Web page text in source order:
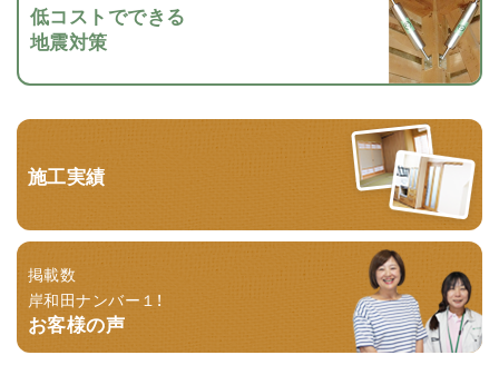
低コストでできる
地震対策
施工実績
掲載数
岸和田ナンバー１！
お客様の声